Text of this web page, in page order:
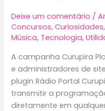
Deixe um comentário /
Concursos,Curiosidades
Música, Tecnologia,
A campanha Curupira
e administradores de
plugin Rádio Portal
transmitir a
diretamente em